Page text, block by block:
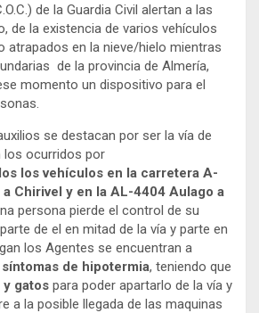
de la Guardia Civil alertan a las
de la existencia de varios vehículos
atrapados en la nieve/hielo mientras
de la provincia de Almería,
momento un dispositivo para el
se destacan por ser la vía de
ocurridos por
los vehículos en la carretera A-
Chirivel y en la AL-4404 Aulago a
persona pierde el control de su
de el en mitad de la vía y parte en
los Agentes se encuentran a
de hipotermia, teniendo que
y gatos para poder apartarlo de la vía y
a la posible llegada de las maquinas